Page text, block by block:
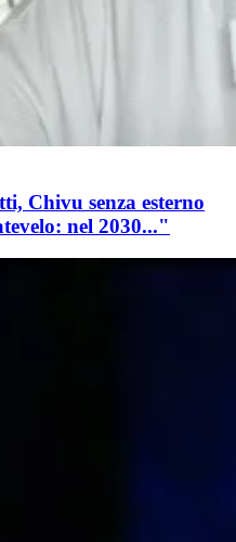
Chivu senza esterno
nel 2030..."